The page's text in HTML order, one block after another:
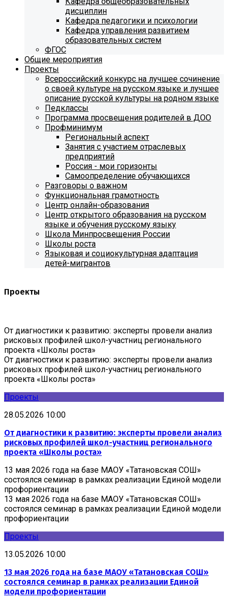
дисциплин
Кафедра педагогики и психологии
Кафедра управления развитием
образовательных систем
ФГОС
Общие мероприятия
Проекты
Всероссийский конкурс на лучшее сочинение
о своей культуре на русском языке и лучшее
описание русской культуры на родном языке
Педклассы
Программа просвещения родителей в ДОО
Профминимум
Региональный аспект
Занятия с участием отраслевых
предприятий
Россия - мои горизонты
Самоопределение обучающихся
Разговоры о важном
Функциональная грамотность
Центр онлайн-образования
Центр открытого образования на русском
языке и обучения русскому языку
Школа Минпросвещения России
Школы роста
Языковая и социокультурная адаптация
детей-мигрантов
Проекты
От диагностики к развитию: эксперты провели анализ
рисковых профилей школ-участниц регионального
проекта «Школы роста»
От диагностики к развитию: эксперты провели анализ
рисковых профилей школ-участниц регионального
проекта «Школы роста»
Проекты
28.05.2026 10:00
От диагностики к развитию: эксперты провели анализ
рисковых профилей школ-участниц регионального
проекта «Школы роста»
13 мая 2026 года на базе МАОУ «Татановская СОШ»
состоялся семинар в рамках реализации Единой модели
профориентации
13 мая 2026 года на базе МАОУ «Татановская СОШ»
состоялся семинар в рамках реализации Единой модели
профориентации
Проекты
13.05.2026 10:00
13 мая 2026 года на базе МАОУ «Татановская СОШ»
состоялся семинар в рамках реализации Единой
модели профориентации